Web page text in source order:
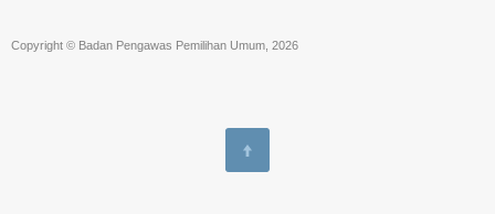
Copyright © Badan Pengawas Pemilihan Umum, 2026